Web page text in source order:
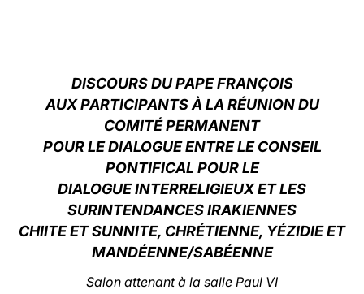
DISCOURS DU PAPE FRANÇOIS
AUX PARTICIPANTS À LA RÉUNION DU
COMITÉ PERMANENT
POUR LE DIALOGUE ENTRE LE CONSEIL
PONTIFICAL POUR LE
DIALOGUE INTERRELIGIEUX ET LES
SURINTENDANCES IRAKIENNES
CHIITE ET SUNNITE, CHRÉTIENNE, YÉZIDIE ET
MANDÉENNE/SABÉENNE
Salon attenant à la salle Paul VI